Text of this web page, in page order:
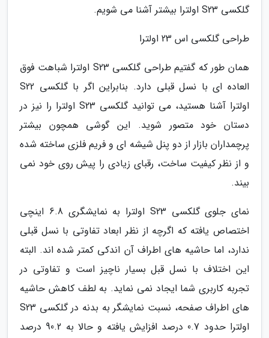
گلکسی S23 اولترا بیشتر آشنا می شویم.
طراحی گلکسی اس 23 اولترا
همان طور که گفتیم طراحی گلکسی S23 اولترا شباهت فوق
العاده ای با نسل قبلی دارد. بنابراین اگر با گلکسی S22
اولترا آشنا هستید، می توانید گلکسی S23 اولترا را نیز در
دستان خود متصور شوید. این گوشی همچون بیشتر
پرچمداران بازار از دو پنل شیشه ای و فریم فلزی ساخته شده
و از نظر کیفیت ساخت، رقبای زیادی را پیش روی خود نمی
بیند.
نمای جلوی گلکسی S23 اولترا به نمایشگری 6.8 اینچی
اختصاص یافته که اگرچه از نظر ابعاد تفاوتی با نسل قبلی
ندارد، اما حاشیه های اطراف آن اندکی کمتر شده اند. البته
این اختلاف با نسل قبل بسیار ناچیز است و تفاوتی در
تجربه کاربری شما ایجاد نمی نماید. به لطف کاهش حاشیه
های اطراف صفحه، نسبت نمایشگر به بدنه در گلکسی S23
اولترا حدود 0.7 درصد افزایش یافته و حالا به 90.2 درصد